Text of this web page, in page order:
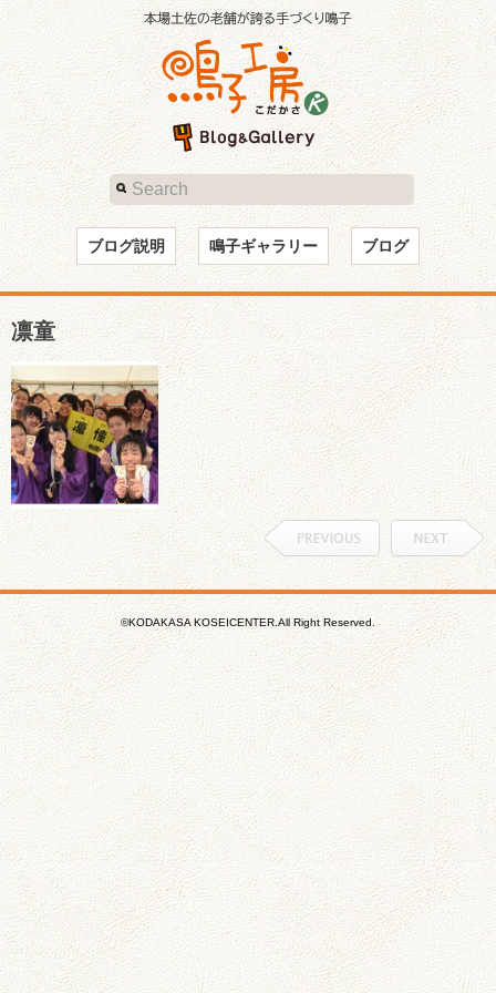
ブログ説明 鳴子ギャラリー ブログ
凛童
©KODAKASA KOSEICENTER.All Right Reserved.